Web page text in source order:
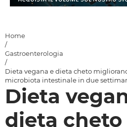
Home
/
Gastroenterologia
/
Dieta vegana e dieta cheto
microbiota intestinale in due
Dieta
dieta cheto